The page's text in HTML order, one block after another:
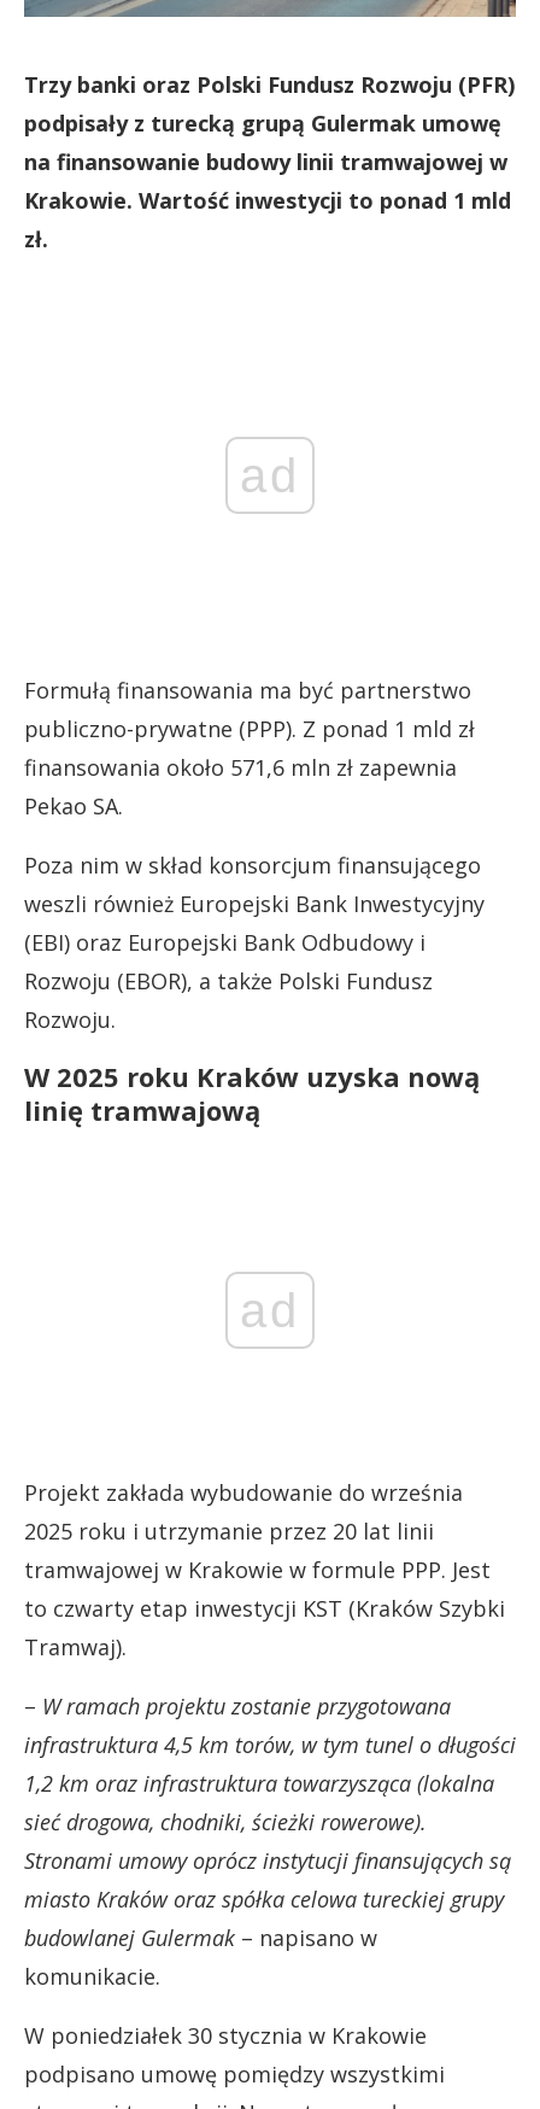
Trzy banki oraz Polski Fundusz Rozwoju (PFR)
podpisały z turecką grupą Gulermak umowę
na finansowanie budowy linii tramwajowej w
Krakowie. Wartość inwestycji to ponad 1 mld
zł.
ad
Formułą finansowania ma być partnerstwo
publiczno-prywatne (PPP). Z ponad 1 mld zł
finansowania około 571,6 mln zł zapewnia
Pekao SA.
Poza nim w skład konsorcjum finansującego
weszli również Europejski Bank Inwestycyjny
(EBI) oraz Europejski Bank Odbudowy i
Rozwoju (EBOR), a także Polski Fundusz
Rozwoju.
W 2025 roku Kraków uzyska nową
linię tramwajową
ad
Projekt zakłada wybudowanie do września
2025 roku i utrzymanie przez 20 lat linii
tramwajowej w Krakowie w formule PPP. Jest
to czwarty etap inwestycji KST (Kraków Szybki
Tramwaj).
– W ramach projektu zostanie przygotowana
infrastruktura 4,5 km torów, w tym tunel o długości
1,2 km oraz infrastruktura towarzysząca (lokalna
sieć drogowa, chodniki, ścieżki rowerowe).
Stronami umowy oprócz instytucji finansujących są
miasto Kraków oraz spółka celowa tureckiej grupy
budowlanej Gulermak – napisano w
komunikacie.
W poniedziałek 30 stycznia w Krakowie
podpisano umowę pomiędzy wszystkimi